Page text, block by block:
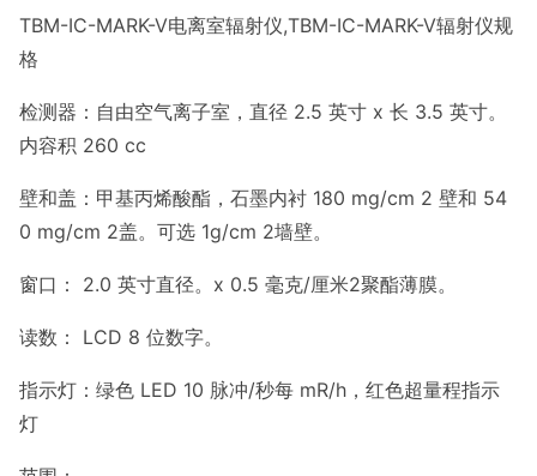
TBM-IC-MARK-V电离室辐射仪,TBM-IC-MARK-V辐射仪规
格
检测器：自由空气离子室，直径 2.5 英寸 x 长 3.5 英寸。
内容积 260 cc
壁和盖：甲基丙烯酸酯，石墨内衬 180 mg/cm 2 壁和 54
0 mg/cm 2盖。可选 1g/cm 2墙壁。
窗口： 2.0 英寸直径。x 0.5 毫克/厘米2聚酯薄膜。
读数： LCD 8 位数字。
指示灯：绿色 LED 10 脉冲/秒每 mR/h，红色超量程指示
灯